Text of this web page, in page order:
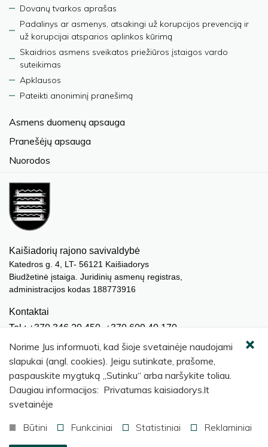
Dovanų tvarkos aprašas
Padalinys ar asmenys, atsakingi už korupcijos prevenciją ir
už korupcijai atsparios aplinkos kūrimą
Skaidrios asmens sveikatos priežiūros įstaigos vardo
suteikimas
Apklausos
Pateikti anoniminį pranešimą
Asmens duomenų apsauga
Pranešėjų apsauga
Nuorodos
Kaišiadorių rajono savivaldybė
Katedros g. 4, LT- 56121 Kaišiadorys
Biudžetinė įstaiga. Juridinių asmenų registras,
administracijos kodas 188773916
Kontaktai
Tel.: +370 346 20 450, +370 609 40 170
El. paštas.: meras@kaisiadorys.lt
dokumentai@kaisiadorys.lt
Naujienų prenumerata
© 2026 Kaišiadorių rajono savivaldybė
Norime Jus informuoti, kad šioje svetainėje naudojami
slapukai (angl. cookies). Jeigu sutinkate, prašome,
paspauskite mygtuką „Sutinku“ arba naršykite toliau.
Daugiau informacijos: Privatumas kaisiadorys.lt
svetainėje
Būtini
Funkciniai Statistiniai Reklaminiai